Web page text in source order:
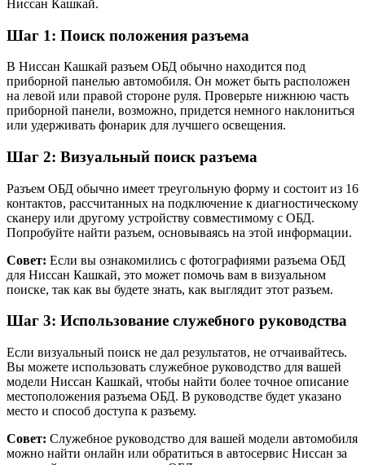
Ниссан Кашкай.
Шаг 1: Поиск положения разъема
В Ниссан Кашкай разъем ОБД обычно находится под
приборной панелью автомобиля. Он может быть расположен
на левой или правой стороне руля. Проверьте нижнюю часть
приборной панели, возможно, придется немного наклониться
или удерживать фонарик для лучшего освещения.
Шаг 2: Визуальный поиск разъема
Разъем ОБД обычно имеет треугольную форму и состоит из 16
контактов, рассчитанных на подключение к диагностическому
сканеру или другому устройству совместимому с ОБД.
Попробуйте найти разъем, основываясь на этой информации.
Совет: Если вы ознакомились с фотографиями разъема ОБД
для Ниссан Кашкай, это может помочь вам в визуальном
поиске, так как вы будете знать, как выглядит этот разъем.
Шаг 3: Использование служебного руководства
Если визуальный поиск не дал результатов, не отчаивайтесь.
Вы можете использовать служебное руководство для вашей
модели Ниссан Кашкай, чтобы найти более точное описание
местоположения разъема ОБД. В руководстве будет указано
место и способ доступа к разъему.
Совет: Служебное руководство для вашей модели автомобиля
можно найти онлайн или обратиться в автосервис Ниссан за